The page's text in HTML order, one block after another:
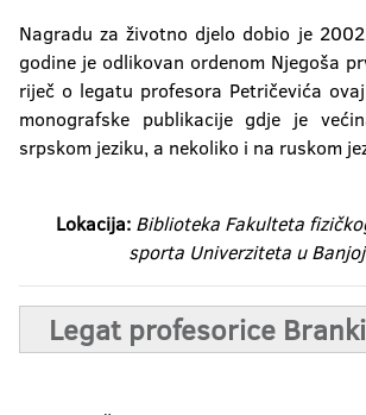
Nagradu za životno djelo dobio je
godine je odlikovan ordenom Njegoša
riječ o legatu profesora Petričevića
monografske publikacije gdje je
srpskom jeziku, a nekoliko i na ruskom
Lokacija: Biblioteka Fakulteta
sporta Univerziteta u
Legat profesorice